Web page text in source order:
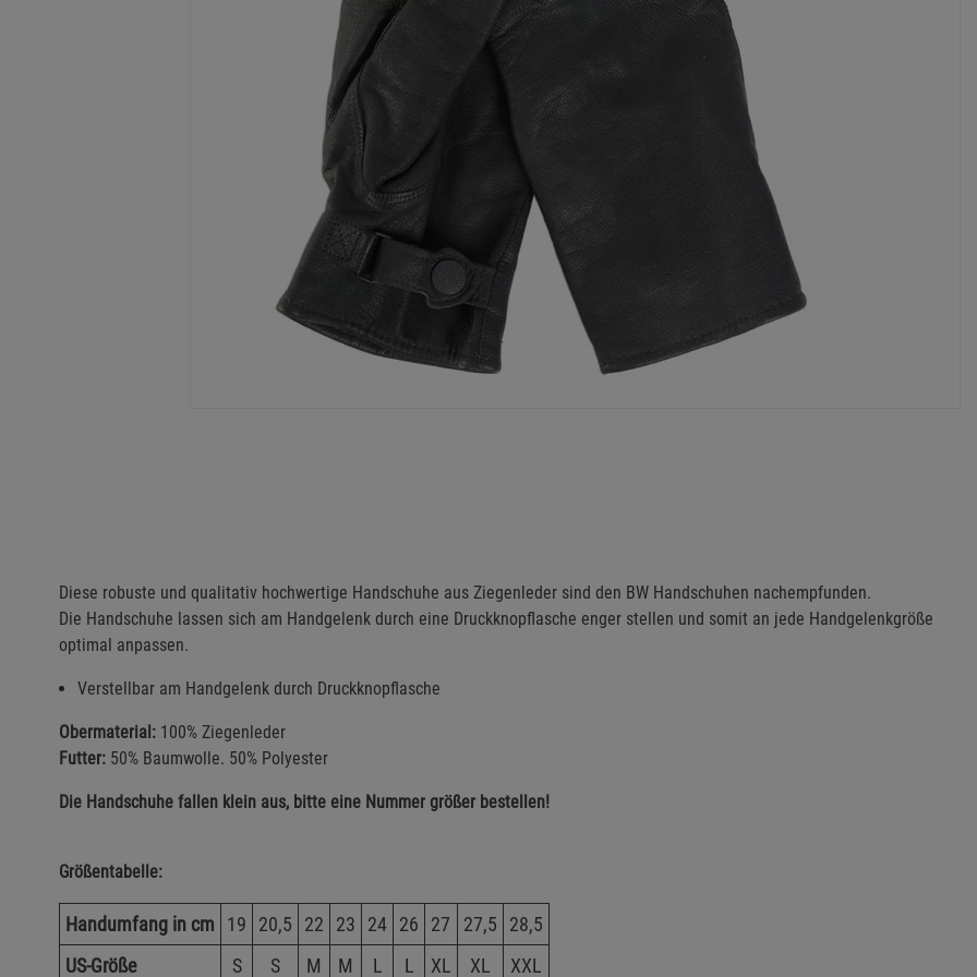
Diese robuste und qualitativ hochwertige Handschuhe aus Ziegenleder sind den BW Handschuhen nachempfunden.
Die Handschuhe lassen sich am Handgelenk durch eine Druckknopflasche enger stellen und somit an jede Handgelenkgröße
optimal anpassen.
Verstellbar am Handgelenk durch Druckknopflasche
Obermaterial: 100% Ziegenleder
Futter: 50% Baumwolle. 50% Polyester
Die Handschuhe fallen klein aus, bitte eine Nummer größer bestellen!
Größentabelle:
Handumfang in cm 19 20,5 22 23 24 26 27 27,5
28,5
US-Größe
S S M M L L XL XL XXL